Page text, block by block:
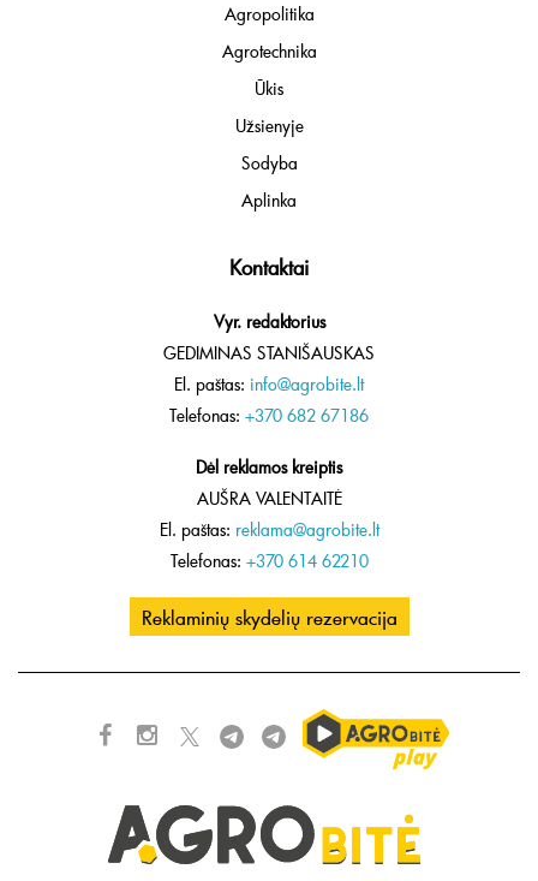
Agropolitika
Agrotechnika
Ūkis
Užsienyje
Sodyba
Aplinka
Kontaktai
Vyr. redaktorius
GEDIMINAS STANIŠAUSKAS
El. paštas: info@agrobite.lt
Telefonas: +370 682 67186
Dėl reklamos kreiptis
AUŠRA VALENTAITĖ
El. paštas: reklama@agrobite.lt
Telefonas: +370 614 62210
Reklaminių skydelių rezervacija